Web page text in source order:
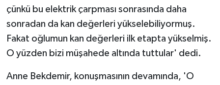
çünkü bu elektrik çarpması sonrasında daha
sonradan da kan değerleri yükselebiliyormuş.
Fakat oğlumun kan değerleri ilk etapta yükselmiş.
O yüzden bizi müşahede altında tuttular' dedi.
Anne Bekdemir, konuşmasının devamında, 'O